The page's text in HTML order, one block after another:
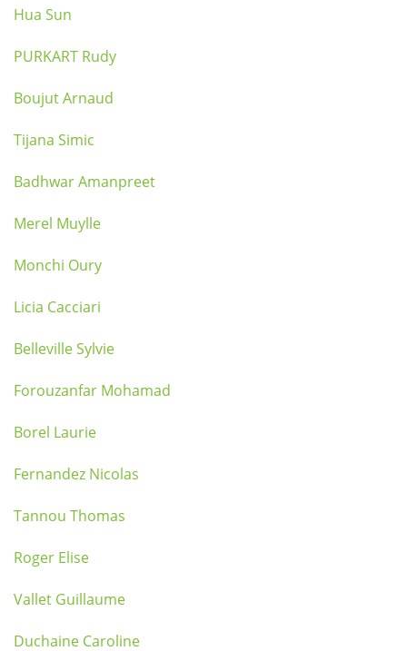
Hua Sun
PURKART Rudy
Boujut Arnaud
Tijana Simic
Badhwar Amanpreet
Merel Muylle
Monchi Oury
Licia Cacciari
Belleville Sylvie
Forouzanfar Mohamad
Borel Laurie
Fernandez Nicolas
Tannou Thomas
Roger Elise
Vallet Guillaume
Duchaine Caroline